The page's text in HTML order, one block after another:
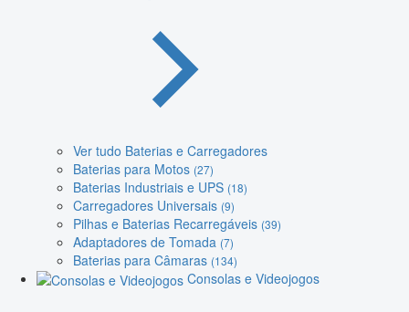
Ver tudo Baterias e Carregadores
Baterias para Motos (27)
Baterias Industriais e UPS (18)
Carregadores Universais (9)
Pilhas e Baterias Recarregáveis (39)
Adaptadores de Tomada (7)
Baterias para Câmaras (134)
Consolas e Videojogos